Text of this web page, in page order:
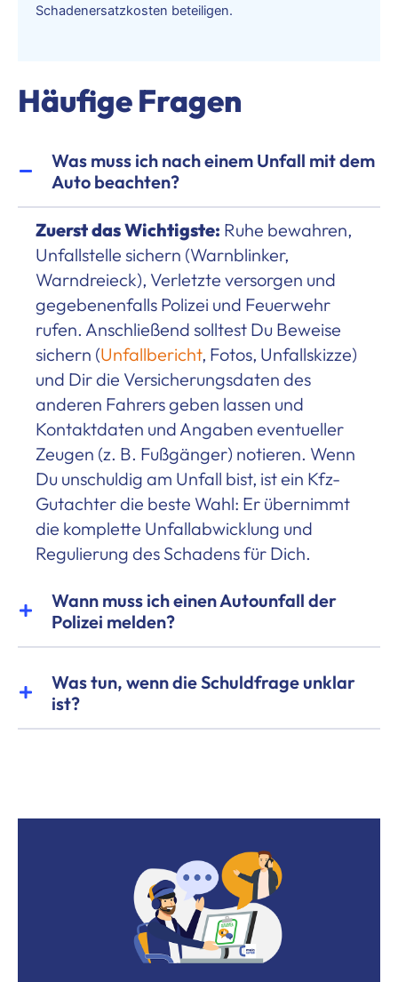
Schadenersatzkosten beteiligen.
Häufige Fragen
Was muss ich nach einem Unfall mit dem
Auto beachten?
Zuerst das Wichtigste: Ruhe bewahren,
Unfallstelle sichern (Warnblinker,
Warndreieck), Verletzte versorgen und
gegebenenfalls Polizei und Feuerwehr
rufen. Anschließend solltest Du Beweise
sichern (Unfallbericht, Fotos, Unfallskizze)
und Dir die Versicherungsdaten des
anderen Fahrers geben lassen und
Kontaktdaten und Angaben eventueller
Zeugen (z. B. Fußgänger) notieren. Wenn
Du unschuldig am Unfall bist, ist ein Kfz-
Gutachter die beste Wahl: Er übernimmt
die komplette Unfallabwicklung und
Regulierung des Schadens für Dich.
Wann muss ich einen Autounfall der
Polizei melden?
Was tun, wenn die Schuldfrage unklar
ist?